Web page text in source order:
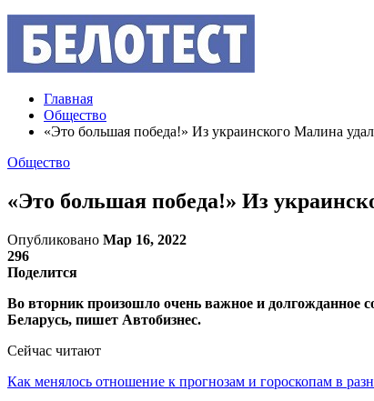
Главная
Общество
«Это большая победа!» Из украинского Малина
Общество
«Это большая победа!» Из
Опубликовано Мар 16, 2022
296
Поделится
Во вторник произошло очень важное и долгожданное
Беларусь, пишет Автобизнес.
Сейчас читают
Как менялось отношение к прогнозам и гороскопам в